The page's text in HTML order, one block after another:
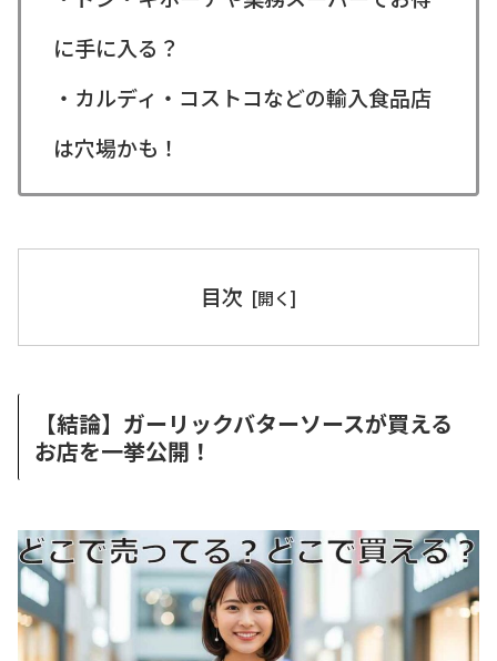
に手に入る？
・カルディ・コストコなどの輸入食品店
は穴場かも！
目次
【結論】ガーリックバターソースが買える
お店を一挙公開！